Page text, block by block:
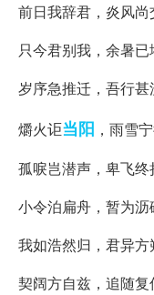
前日我辞君，炎风尚
只今君别我，余暑已
岁序急推迁，吾行甚
爝火讵当阳 ，雨雪
孤唳岂潜声，卑飞终
小令泊扁舟，暂为沥
我如浩然归，君异方
契阔方自兹，追随复